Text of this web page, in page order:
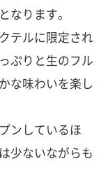
なります。
テルに限定され
ぷりと生のフル
な味わいを楽し
ンしているほ
少ないながらも